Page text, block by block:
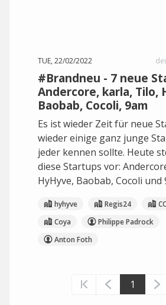
TUE, 22/02/2022
#Brandneu - 7 neue
Andercore, karla, Tilo,
Baobab, Cocoli, 9am
Es ist wieder Zeit für neue
wieder einige ganz junge
jeder kennen sollte. Heute
diese Startups vor:
HyHyve, Baobab, Cocoli und
hyhyve Regis24
Coya
Philippe Padrock
Anton Foth
1